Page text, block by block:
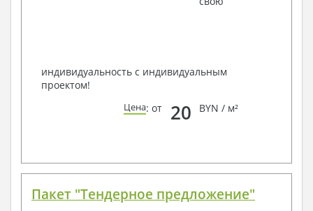
индивидуальность с индивидуальным
проектом!
Цена: от 20 BYN / м²
Пакет "Тендерное предложение"